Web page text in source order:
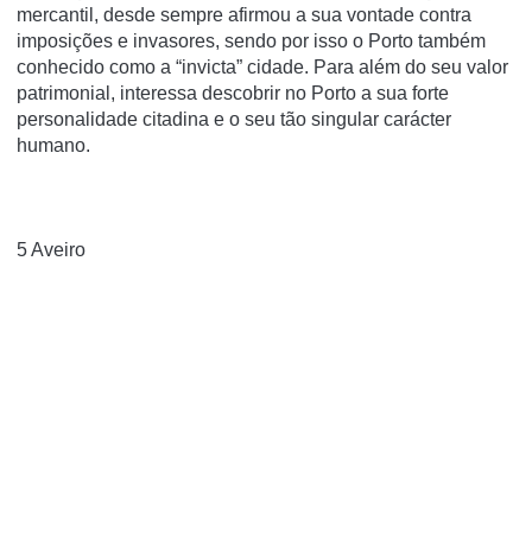
mercantil, desde sempre afirmou a sua vontade contra
imposições e invasores, sendo por isso o Porto também
conhecido como a “invicta” cidade. Para além do seu valor
patrimonial, interessa descobrir no Porto a sua forte
personalidade citadina e o seu tão singular carácter
humano.
5 Aveiro